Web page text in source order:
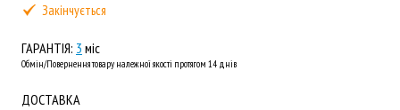
Закінчується
ГАРАНТІЯ: 3 міс
Обмін/Повернення товару належної якості протягом 14 днів
ДОСТАВКА